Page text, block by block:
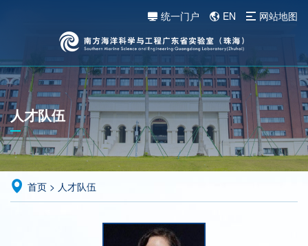
统一门户 EN 网站地图
人才队伍
首页 > 人才队伍